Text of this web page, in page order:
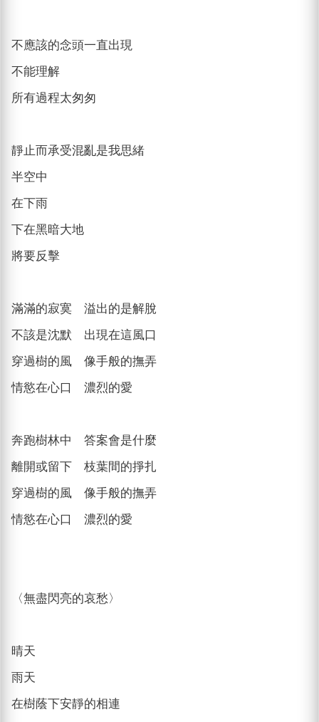
不應該的念頭一直出現
不能理解
所有過程太匆匆
靜止而承受混亂是我思緒
半空中
在下雨
下在黑暗大地
將要反擊
滿滿的寂寞 溢出的是解脫
不該是沈默 出現在這風口
穿過樹的風 像手般的撫弄
情慾在心口 濃烈的愛
奔跑樹林中 答案會是什麼
離開或留下 枝葉間的掙扎
穿過樹的風 像手般的撫弄
情慾在心口 濃烈的愛
〈無盡閃亮的哀愁〉
晴天
雨天
在樹蔭下安靜的相連